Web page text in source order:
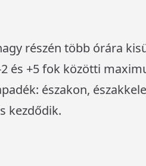
részén több órára
és +5 fok közötti
északon,
kezdődik.